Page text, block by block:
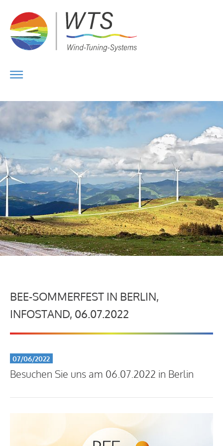
BEE-SOMMERFEST IN BERLIN,
INFOSTAND, 06.07.2022
07/06/2022
Besuchen Sie uns am 06.07.2022 in Berlin